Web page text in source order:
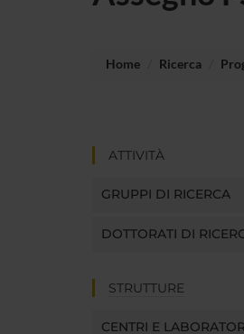
Home Ricerca
ATTIVITÀ
GRUPPI DI RICERCA
DOTTORATI DI
STRUTTURE
CENTRI E